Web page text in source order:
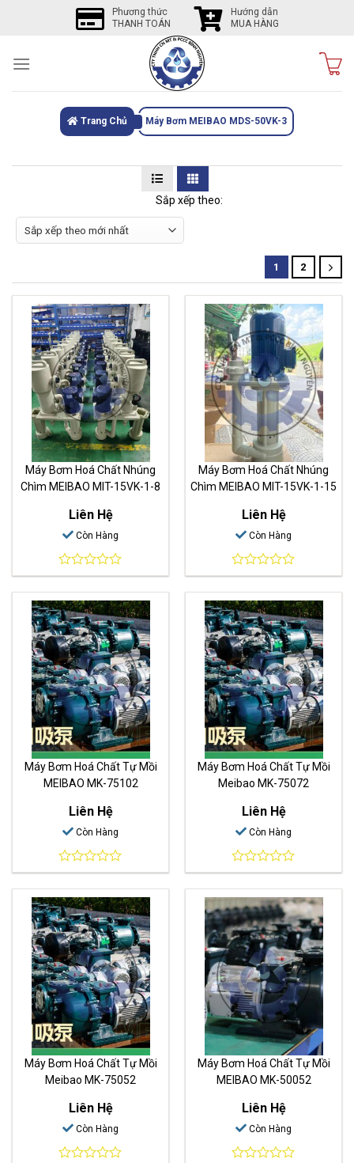
Phương thức
THANH TOÁN
Hướng dẫn
MUA HÀNG
Trang Chủ Máy Bơm MEIBAO MDS-50VK-3
Sắp xếp theo:
1 2
Máy Bơm Hoá Chất Nhúng
Chìm MEIBAO MIT-15VK-1-8
Liên Hệ
Còn Hàng
0
out
of
5
Máy Bơm Hoá Chất Nhúng
Chìm MEIBAO MIT-15VK-1-15
Liên Hệ
Còn Hàng
0
out
of
5
Máy Bơm Hoá Chất Tự Mồi
MEIBAO MK-75102
Liên Hệ
Còn Hàng
0
out
of
5
Máy Bơm Hoá Chất Tự Mồi
Meibao MK-75072
Liên Hệ
Còn Hàng
0
out
of
5
Máy Bơm Hoá Chất Tự Mồi
Meibao MK-75052
Liên Hệ
Còn Hàng
Máy Bơm Hoá Chất Tự Mồi
MEIBAO MK-50052
Liên Hệ
Còn Hàng